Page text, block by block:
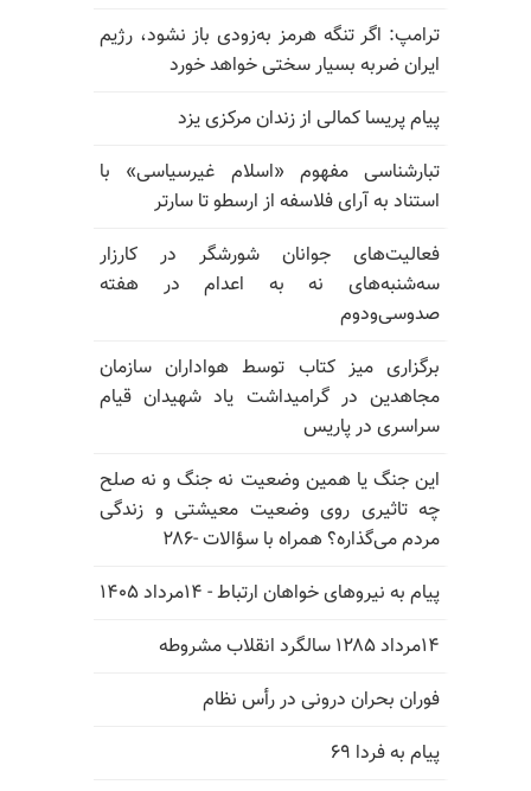
ترامپ: اگر تنگه هرمز به‌زودی باز نشود، رژیم
ایران ضربه بسیار سختی خواهد خورد
پیام پریسا کمالی از زندان مرکزی یزد
تبارشناسی مفهوم «اسلام غیرسیاسی» با
استناد به آرای فلاسفه از ارسطو تا سارتر
فعالیت‌های جوانان شورشگر در کارزار
سه‌شنبه‌های نه به اعدام در هفته
صدوسی‌و‌دوم
برگزاری میز کتاب توسط هواداران سازمان
مجاهدین در گرامیداشت یاد شهیدان قیام
سراسری در پاریس
این جنگ یا همین وضعیت نه جنگ و نه صلح
چه تاثیری روی وضعیت معیشتی و زندگی
مردم می‌گذاره؟ همراه با سؤالات -۲۸۶
پیام به نیروهای خواهان ارتباط - ۱۴مرداد ۱۴۰۵
۱۴مرداد ۱۲۸۵ سالگرد انقلاب مشروطه
فوران بحران درونی در رأس نظام
پیام به فردا ۶۹